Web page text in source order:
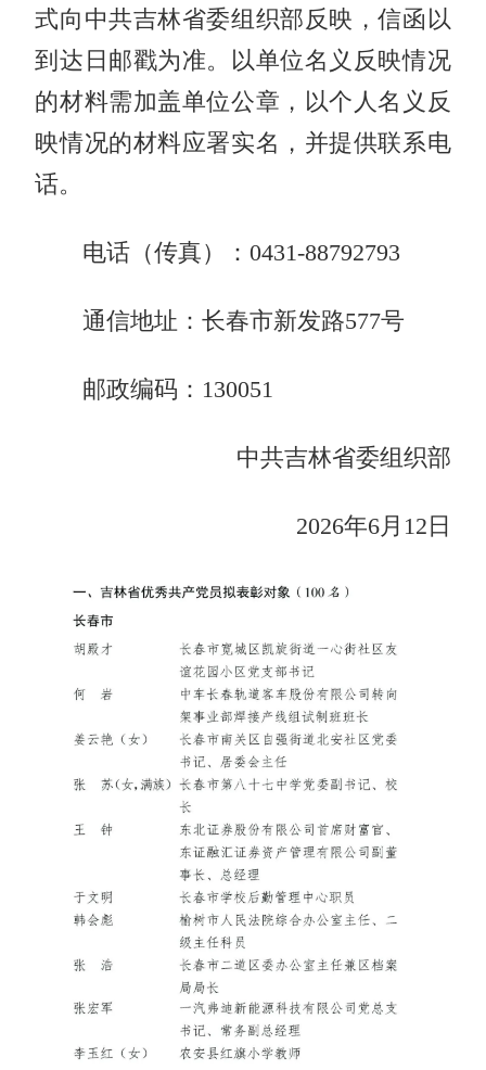
式向中共吉林省委组织部反映，信函以
到达日邮戳为准。以单位名义反映情况
的材料需加盖单位公章，以个人名义反
映情况的材料应署实名，并提供联系电
话。
电话（传真）：0431-88792793
通信地址：长春市新发路577号
邮政编码：130051
中共吉林省委组织部
2026年6月12日